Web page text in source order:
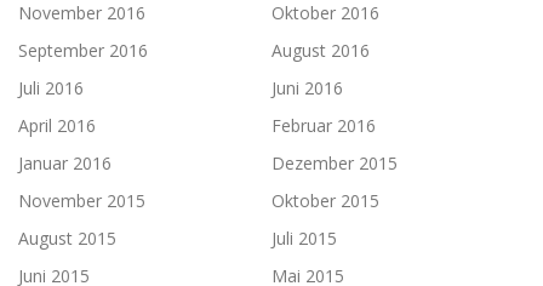
November 2016
Oktober 2016
September 2016
August 2016
Juli 2016
Juni 2016
April 2016
Februar 2016
Januar 2016
Dezember 2015
November 2015
Oktober 2015
August 2015
Juli 2015
Juni 2015
Mai 2015